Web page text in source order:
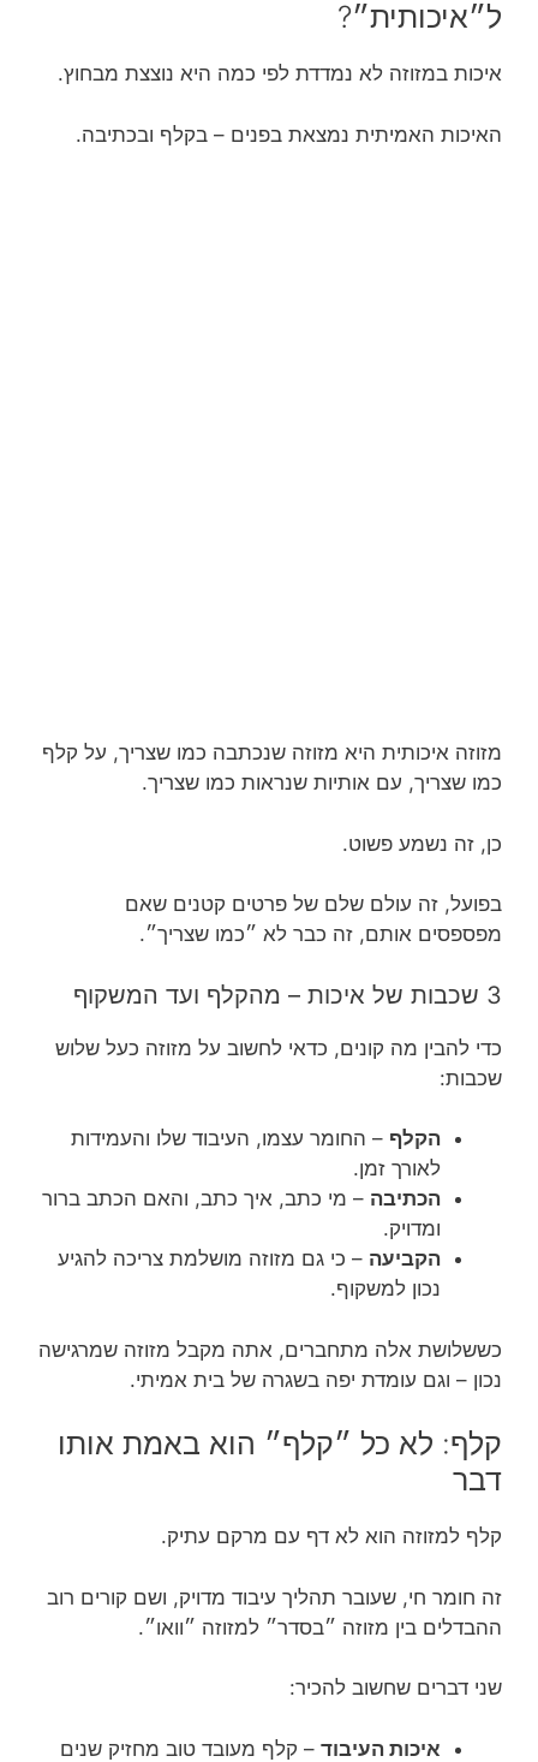
ל״איכותית״?
איכות במזוזה לא נמדדת לפי כמה היא נוצצת מבחוץ.
האיכות האמיתית נמצאת בפנים – בקלף ובכתיבה.
מזוזה איכותית היא מזוזה שנכתבה כמו שצריך, על קלף
כמו שצריך, עם אותיות שנראות כמו שצריך.
כן, זה נשמע פשוט.
בפועל, זה עולם שלם של פרטים קטנים שאם
מפספסים אותם, זה כבר לא ״כמו שצריך״.
3 שכבות של איכות – מהקלף ועד המשקוף
כדי להבין מה קונים, כדאי לחשוב על מזוזה כעל שלוש
שכבות:
הקלף – החומר עצמו, העיבוד שלו והעמידות
לאורך זמן.
הכתיבה – מי כתב, איך כתב, והאם הכתב ברור
ומדויק.
הקביעה – כי גם מזוזה מושלמת צריכה להגיע
נכון למשקוף.
כששלושת אלה מתחברים, אתה מקבל מזוזה שמרגישה
נכון – וגם עומדת יפה בשגרה של בית אמיתי.
קלף: לא כל ״קלף״ הוא באמת אותו
דבר
קלף למזוזה הוא לא דף עם מרקם עתיק.
זה חומר חי, שעובר תהליך עיבוד מדויק, ושם קורים רוב
ההבדלים בין מזוזה ״בסדר״ למזוזה ״וואו״.
שני דברים שחשוב להכיר:
איכות העיבוד – קלף מעובד טוב מחזיק שנים